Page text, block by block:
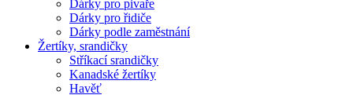
Dárky pro pivaře
Dárky pro řidiče
Dárky podle zaměstnání
Žertíky, srandičky
Stříkací srandičky
Kanadské žertíky
Havěť